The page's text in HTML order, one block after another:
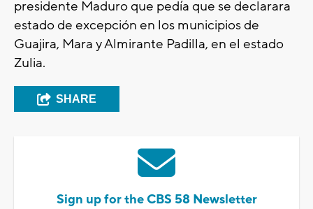
presidente Maduro que pedía que se declarara
estado de excepción en los municipios de
Guajira, Mara y Almirante Padilla, en el estado
Zulia.
SHARE
Sign up for the CBS 58 Newsletter